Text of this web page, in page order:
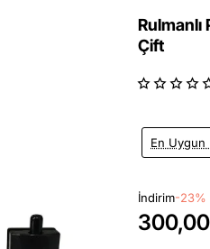
Çift
En Uygun
İndirim-23%